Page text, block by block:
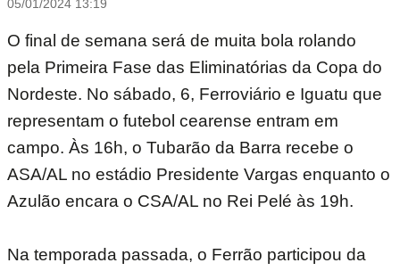
05/01/2024 13:19
O final de semana será de muita bola rolando
pela Primeira Fase das Eliminatórias da Copa do
Nordeste. No sábado, 6, Ferroviário e Iguatu que
representam o futebol cearense entram em
campo. Às 16h, o Tubarão da Barra recebe o
ASA/AL no estádio Presidente Vargas enquanto o
Azulão encara o CSA/AL no Rei Pelé às 19h.
Na temporada passada, o Ferrão participou da